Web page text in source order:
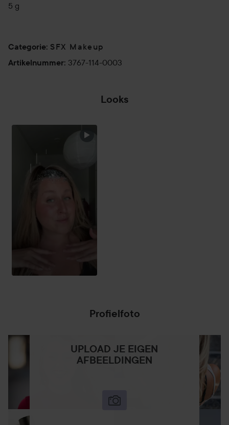
5 g
Categorie: SFX Makeup
Artikelnummer: 3767-114-0003
Looks
Profielfoto
UPLOAD JE EIGEN
AFBEELDINGEN